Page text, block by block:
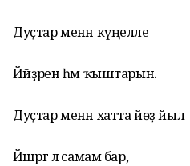
Дуҫтар менән күңелле
Йәйҙәрен һәм ҡыштарын.
Дуҫтар менән хатта йөҙ йыл
Йәшәргә лә самам бар,